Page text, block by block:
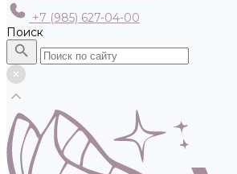
+7 (985) 627-04-00
Поиск